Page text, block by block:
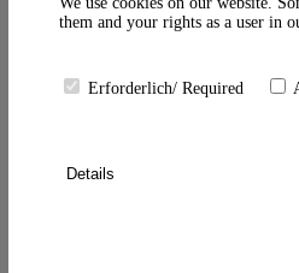
Suche schließen
them and your rights as a user in
Erforderlich/ Required
Details